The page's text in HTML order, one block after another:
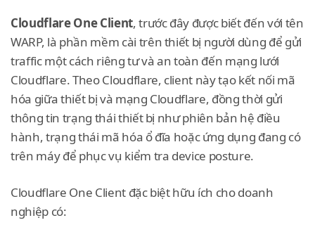
Cloudflare One Client, trước đây được biết đến với tên
WARP, là phần mềm cài trên thiết bị người dùng để gửi
traffic một cách riêng tư và an toàn đến mạng lưới
Cloudflare. Theo Cloudflare, client này tạo kết nối mã
hóa giữa thiết bị và mạng Cloudflare, đồng thời gửi
thông tin trạng thái thiết bị như phiên bản hệ điều
hành, trạng thái mã hóa ổ đĩa hoặc ứng dụng đang có
trên máy để phục vụ kiểm tra device posture.
Cloudflare One Client đặc biệt hữu ích cho doanh
nghiệp có: